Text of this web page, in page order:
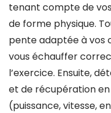
tenant compte de
de forme physique.
pente adaptée à vos
vous échauffer
l’exercice. Ensuite,
et de récupération
(puissance, vitesse,